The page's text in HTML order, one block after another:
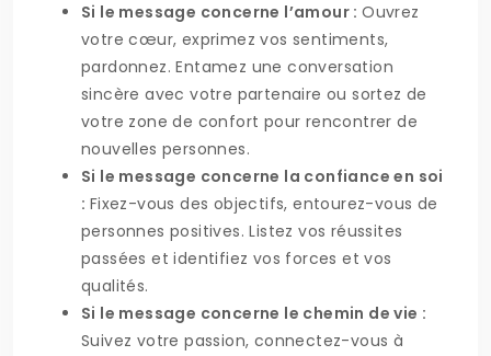
Si le message concerne l’amour :Ouvrez
votre cœur, exprimez vos sentiments,
pardonnez. Entamez une conversation
sincère avec votre partenaire ou sortez de
votre zone de confort pour rencontrer de
nouvelles personnes.
Si le message concerne la confiance en soi
: Fixez-vous des objectifs, entourez-vous de
personnes positives. Listez vos réussites
passées et identifiez vos forces et vos
qualités.
Si le message concerne le chemin de vie :
Suivez votre passion, connectez-vous à